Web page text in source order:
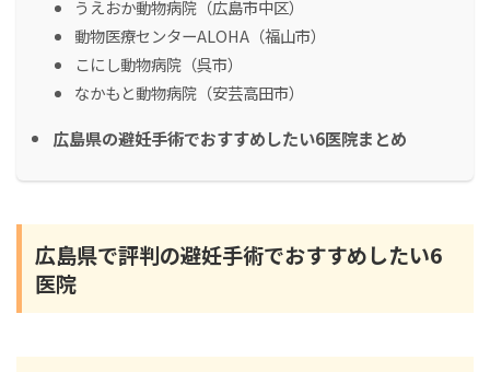
うえおか動物病院（広島市中区）
動物医療センターALOHA（福山市）
こにし動物病院（呉市）
なかもと動物病院（安芸高田市）
広島県の避妊手術でおすすめしたい6医院まとめ
広島県で評判の避妊手術でおすすめしたい6
医院